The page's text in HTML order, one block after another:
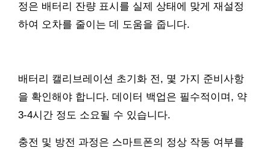
정은 배터리 잔량 표시를 실제 상태에 맞게 재설정
하여 오차를 줄이는 데 도움을 줍니다.
배터리 캘리브레이션 초기화 전, 몇 가지 준비사항
을 확인해야 합니다. 데이터 백업은 필수적이며, 약
3-4시간 정도 소요될 수 있습니다.
충전 및 방전 과정은 스마트폰의 정상 작동 여부를